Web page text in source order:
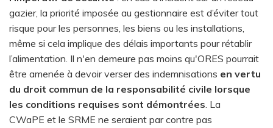
gazier, la priorité imposée au gestionnaire est d’éviter tout
risque pour les personnes, les biens ou les installations,
même si cela implique des délais importants pour rétablir
l’alimentation. Il n'en demeure pas moins qu'ORES pourrait
être amenée à devoir verser des indemnisations en vertu
du droit commun de la responsabilité civile lorsque
les conditions requises sont démontrées. La
CWaPE et le SRME ne seraient par contre pas